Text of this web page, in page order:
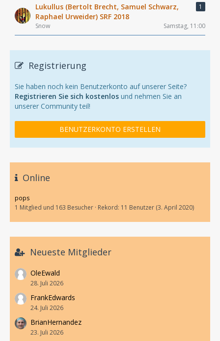
Lukullus (Bertolt Brecht, Samuel Schwarz,
Raphael Urweider) SRF 2018
1
Snow Samstag, 11:00
Registrierung
Sie haben noch kein Benutzerkonto auf unserer Seite?
Registrieren Sie sich kostenlos und nehmen Sie an
unserer Community teil!
BENUTZERKONTO ERSTELLEN
Online
pops
1 Mitglied und 163 Besucher Rekord: 11 Benutzer (3. April 2020)
Neueste Mitglieder
OleEwald
28. Juli 2026
FrankEdwards
24. Juli 2026
BrianHernandez
23. Juli 2026